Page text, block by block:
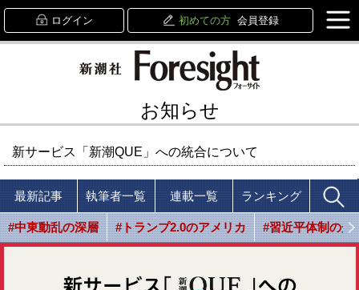
ログイン 初めての方 会員登録
お知らせ
新サービス「新潮QUE」への統合について
最新記事 執筆者一覧 連載一覧 ランキング
#中東動乱の深層 #トランプ2.0のアメリカ #習近平体制の光